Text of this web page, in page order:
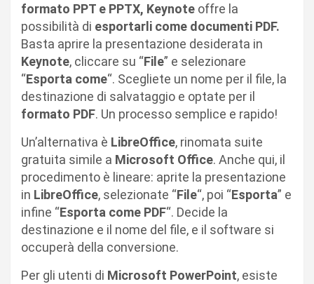
formato PPT e PPTX, Keynote offre la
possibilità di esportarli come documenti PDF.
Basta aprire la presentazione desiderata in
Keynote, cliccare su “File” e selezionare
“Esporta come“. Scegliete un nome per il file, la
destinazione di salvataggio e optate per il
formato PDF. Un processo semplice e rapido!
Un’alternativa è LibreOffice, rinomata suite
gratuita simile a Microsoft Office. Anche qui, il
procedimento è lineare: aprite la presentazione
in LibreOffice, selezionate “File“, poi “Esporta” e
infine “Esporta come PDF“. Decide la
destinazione e il nome del file, e il software si
occuperà della conversione.
Per gli utenti di Microsoft PowerPoint, esiste